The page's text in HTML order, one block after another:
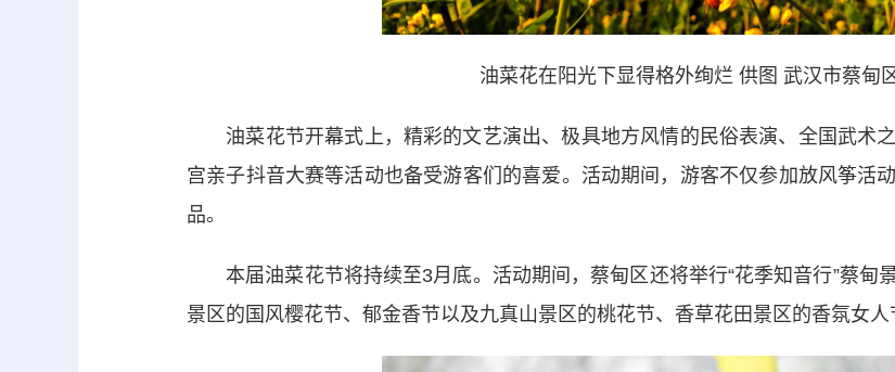
油菜花在阳光下显得格外绚烂 供图 武汉市蔡甸
油菜花节开幕式上，精彩的文艺演出、极具地方风情的民俗表演、全国武术
宫亲子抖音大赛等活动也备受游客们的喜爱。活动期间，游客不仅参加放风筝活
品。
本届油菜花节将持续至3月底。活动期间，蔡甸区还将举行“花季知音行”蔡甸
景区的国风樱花节、郁金香节以及九真山景区的桃花节、香草花田景区的香氛女人